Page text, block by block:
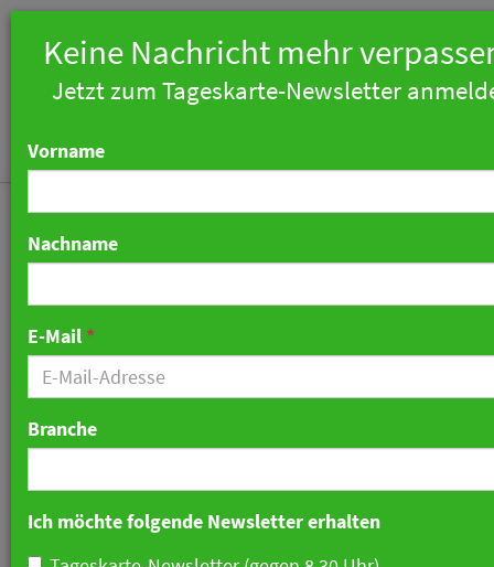
Bildergalerie zum upnxt
Hospitality Festival in
München
29. Juni 2023 21:18 Uhr| Hotellerie
Keine Nachricht mehr
Jetzt zum Tageskarte-Newsletter
Vorname
Nachname
E-Mail *
Branche
Ich möchte folgende Newsletter erhalten